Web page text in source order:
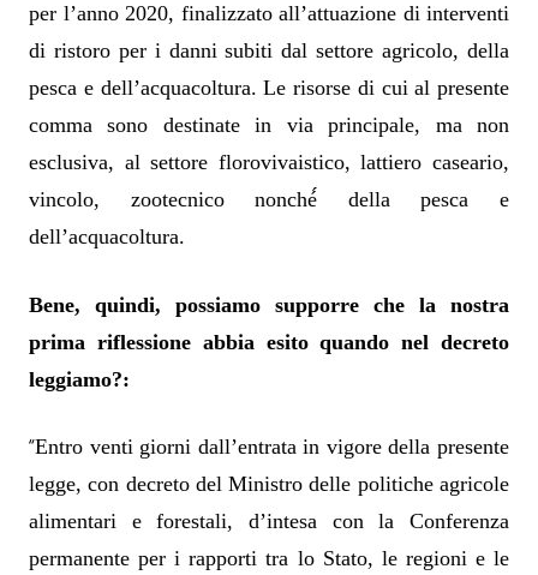
per l’anno 2020, finalizzato all’attuazione di interventi
di ristoro per i danni subiti dal settore agricolo, della
pesca e dell’acquacoltura. Le risorse di cui al presente
comma sono destinate in via principale, ma non
esclusiva, al settore florovivaistico, lattiero caseario,
vincolo, zootecnico nonché́ della pesca e
dell’acquacoltura.
Bene, quindi, possiamo supporre che la nostra
prima riflessione abbia esito quando nel decreto
leggiamo?:
“Entro venti giorni dall’entrata in vigore della presente
legge, con decreto del Ministro delle politiche agricole
alimentari e forestali, d’intesa con la Conferenza
permanente per i rapporti tra lo Stato, le regioni e le